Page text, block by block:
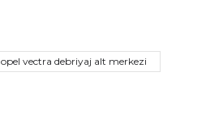
opel vectra debriyaj alt merkezi